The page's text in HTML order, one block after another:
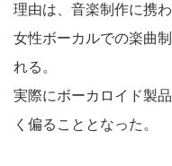
理由は、音楽制作に携
女性ボーカルでの楽曲
れる。
実際にボーカロイド製
く偏ることとなった。